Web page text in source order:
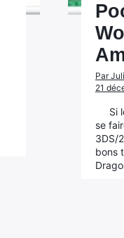
Par
21
Si
se
3DS/
bons